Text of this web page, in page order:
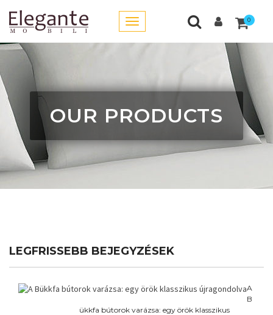
0
OUR PRODUCTS
LEGFRISSEBB BEJEGYZÉSEK
A
B
ükkfa bútorok varázsa: egy örök klasszikus